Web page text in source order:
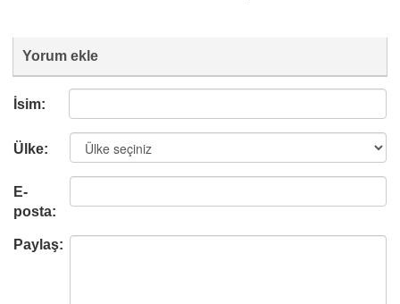
Yorum ekle
İsim:
Ülke:
E-
posta:
Paylaş: